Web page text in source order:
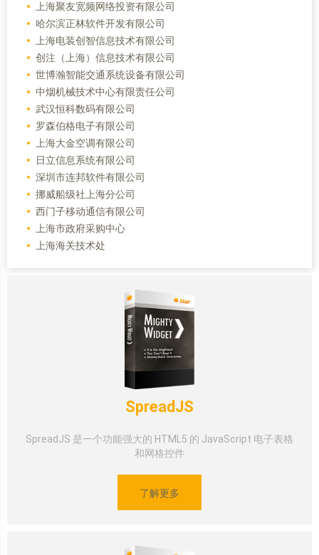
上海聚友宽频网络投资有限公司
哈尔滨正林软件开发有限公司
上海电装创智信息技术有限公司
创注（上海）信息技术有限公司
世博瀚智能交通系统设备有限公司
中烟机械技术中心有限责任公司
武汉恒科数码有限公司
罗森伯格电子有限公司
上海大金空调有限公司
日立信息系统有限公司
深圳市连邦软件有限公司
挪威船级社上海分公司
西门子移动通信有限公司
上海市政府采购中心
上海海关技术处
SpreadJS
SpreadJS 是一个功能强大的 HTML5 的 JavaScript 电子表格
和网格控件
了解更多